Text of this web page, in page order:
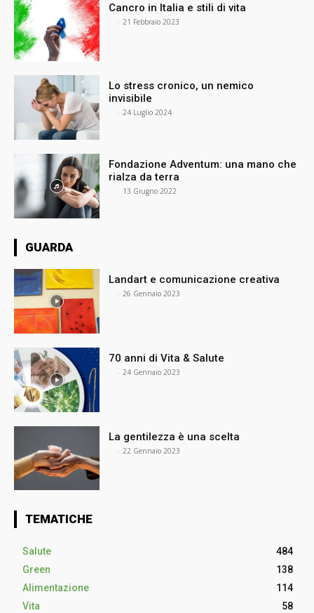
Cancro in Italia e stili di vita
- 21 Febbraio 2023
Lo stress cronico, un nemico
invisibile
- 24 Luglio 2024
Fondazione Adventum: una mano che
rialza da terra
- 13 Giugno 2022
GUARDA
Landart e comunicazione creativa
- 26 Gennaio 2023
70 anni di Vita & Salute
- 24 Gennaio 2023
La gentilezza è una scelta
- 22 Gennaio 2023
TEMATICHE
Salute
484
Green
138
Alimentazione
114
Vita
58